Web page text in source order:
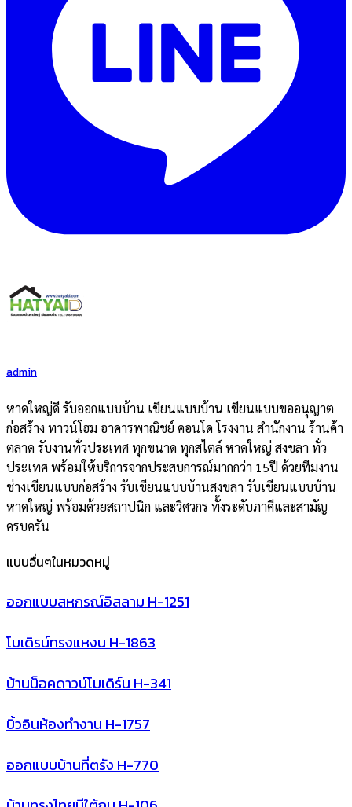
admin
หาดใหญ่ดี รับออกแบบบ้าน เขียนแบบบ้าน เขียนแบบขออนุญาต
ก่อสร้าง ทาวน์โฮม อาคารพาณิชย์ คอนโด โรงงาน สำนักงาน ร้านค้า
ตลาด รับงานทั่วประเทศ ทุกขนาด ทุกสไตล์ หาดใหญ่ สงขลา ทั่ว
ประเทศ พร้อมให้บริการจากประสบการณ์มากกว่า 15ปี ด้วยทีมงาน
ช่างเขียนแบบก่อสร้าง รับเขียนแบบบ้านสงขลา รับเขียนแบบบ้าน
หาดใหญ่ พร้อมด้วยสถาปนิก และวิศวกร ทั้งระดับภาคีและสามัญ
ครบครัน
แบบอื่นๆในหมวดหมู่
ออกแบบสหกรณ์อิสลาม H-1251
โมเดิรน์ทรงแหงน H-1863
บ้านน็อคดาวน์โมเดิร์น H-341
บิ้วอินห้องทำงาน H-1757
ออกแบบบ้านที่ตรัง H-770